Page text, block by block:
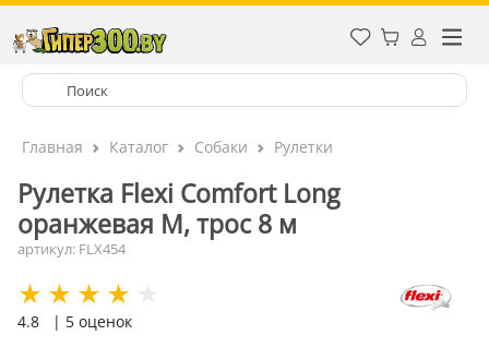
Главная Каталог Собаки Рулетки
Рулетка Flexi Comfort Long
оранжевая М, трос 8 м
артикул: FLX454
4.8 | 5 оценок